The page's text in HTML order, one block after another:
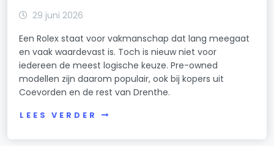
29 juni 2026
Een Rolex staat voor vakmanschap dat lang meegaat
en vaak waardevast is. Toch is nieuw niet voor
iedereen de meest logische keuze. Pre-owned
modellen zijn daarom populair, ook bij kopers uit
Coevorden en de rest van Drenthe.
LEES VERDER